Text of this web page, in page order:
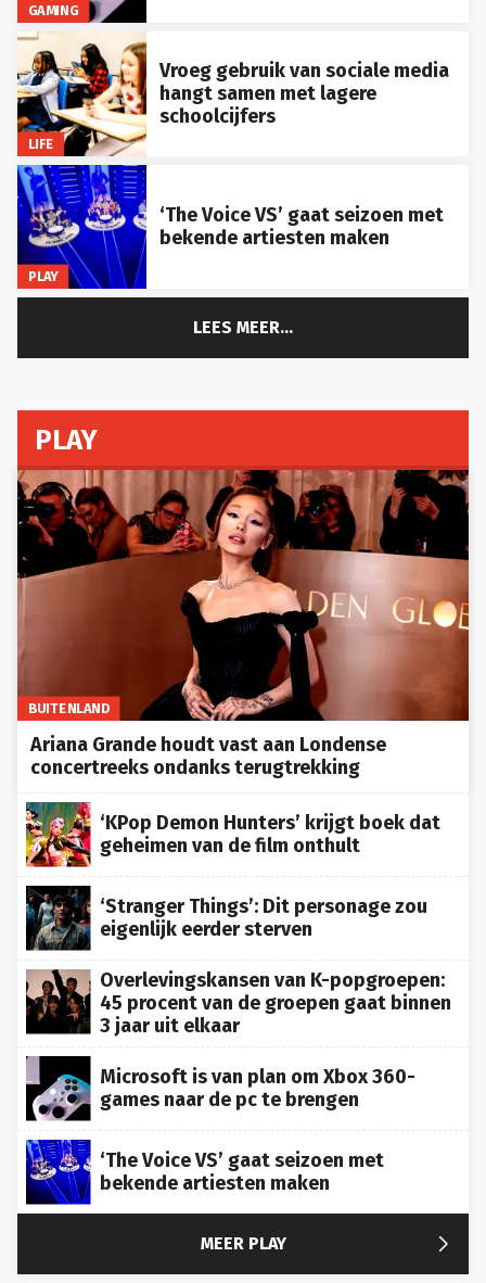
GAMING
LIFE
Vroeg gebruik van sociale media
hangt samen met lagere
schoolcijfers
PLAY
‘The Voice VS’ gaat seizoen met
bekende artiesten maken
LEES MEER...
PLAY
BUITENLAND
Ariana Grande houdt vast aan Londense
concertreeks ondanks terugtrekking
‘KPop Demon Hunters’ krijgt boek dat
geheimen van de film onthult
‘Stranger Things’: Dit personage zou
eigenlijk eerder sterven
Overlevingskansen van K-popgroepen:
45 procent van de groepen gaat binnen
3 jaar uit elkaar
Microsoft is van plan om Xbox 360-
games naar de pc te brengen
‘The Voice VS’ gaat seizoen met
bekende artiesten maken
MEER PLAY 